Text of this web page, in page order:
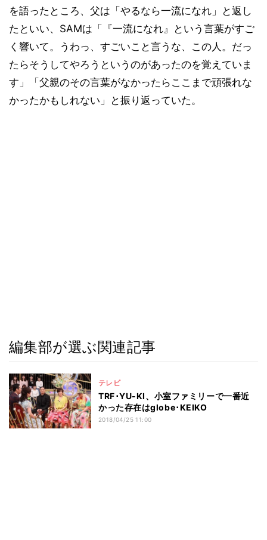
を語ったところ、父は「やるなら一流になれ」と返し
たといい、SAMは「『一流になれ』という言葉がすご
く響いて。うわっ、すごいこと言うな、この人。だっ
たらそうしてやろうというのがあったのを覚えていま
す」「父親のその言葉がなかったらここまで頑張れな
かったかもしれない」と振り返っていた。
編集部が選ぶ関連記事
テレビ
TRF･YU-KI、小室ファミリーで一番近
かった存在はglobe･KEIKO
2018/04/25 11:00